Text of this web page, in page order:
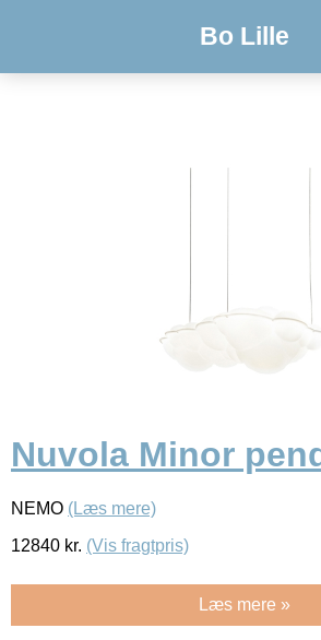
Bo Lille
Nuvola Minor
NEMO (Læs mere)
12840 kr. (Vis fragtpris)
Læs mere »